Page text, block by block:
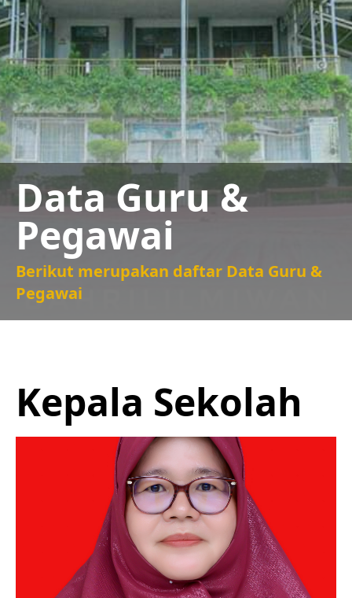
Data Guru &
Pegawai
Berikut merupakan daftar Data Guru &
Pegawai
Kepala Sekolah